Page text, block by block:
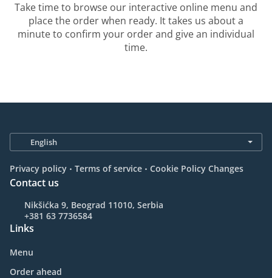
Take time to browse our interactive online menu and
place the order when ready. It takes us about a
minute to confirm your order and give an individual
time.
Privacy policy . Terms of service . Cookie Policy Changes
Contact us
Nikšićka 9, Beograd 11010, Serbia
+381 63 7736584
Links
Menu
Order ahead